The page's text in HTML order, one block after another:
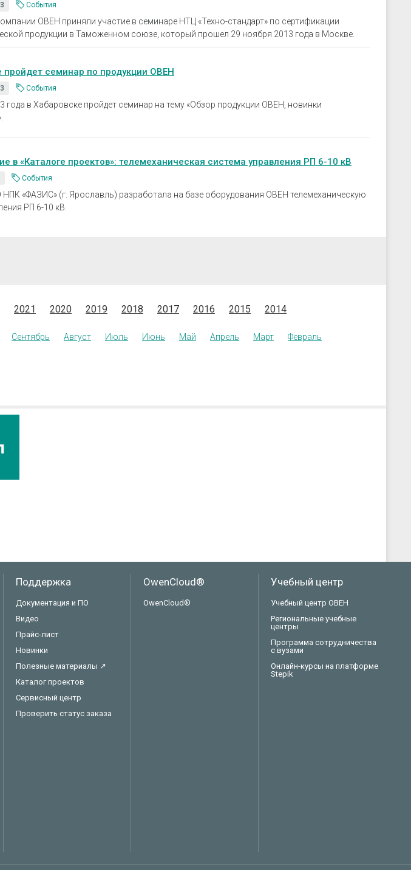
События
ОВЕН приняли участие в семинаре НТЦ «Техно-стандарт» по сертификации
продукции в Таможенном союзе, который прошел 29 ноября 2013 года в Москве.
пройдет семинар по продукции ОВЕН
События
года в Хабаровске пройдет семинар на тему «Обзор продукции ОВЕН, новинки
в «Каталоге проектов»: телемеханическая система управления РП 6-10 кВ
События
«ФАЗИС» (г. Ярославль) разработала на базе оборудования ОВЕН телемеханическую
РП 6-10 кВ.
2021 2020 2019 2018 2017 2016 2015 2014
Сентябрь Август Июль Июнь Май Апрель Март
Февраль
Поддержка
Документация и ПО
Видео
Прайс-лист
Новинки
Полезные материалы ↗
Каталог проектов
Сервисный центр
Проверить статус заказа
OwenCloud®
OwenCloud®
Учебный центр
Учебный центр ОВЕН
Региональные учебные
центры
Программа сотрудничества
с вузами
Онлайн-курсы на платформе
Stepik
Сказать спасибо